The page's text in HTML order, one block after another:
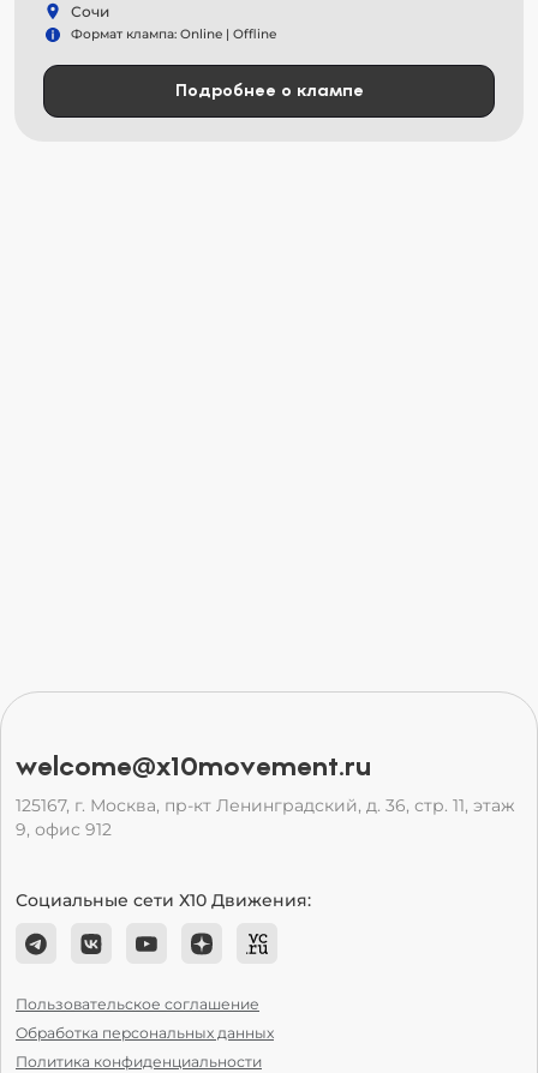
Сочи
Формат клампа: Online | Offline
Подробнее о клампе
welcome@x10movement.ru
125167, г. Москва, пр-кт Ленинградский, д. 36, стр. 11, этаж
9, офис 912
Социальные сети Х10 Движения:
Пользовательское соглашение
Обработка персональных данных
Политика конфиденциальности